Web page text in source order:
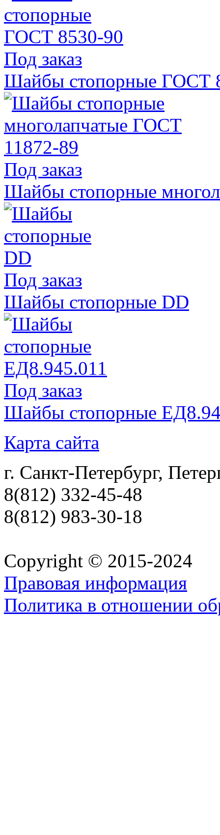
Под заказ
Шайбы стопорные ГОСТ
Под заказ
Шайбы стопорные
Под заказ
Шайбы стопорные DD
Под заказ
Шайбы стопорные
Карта сайта
г. Санкт-Петербург,
8(812) 332-45-48
8(812) 983-30-18
Copyright © 2015-2024
Правовая информация
Политика в отношении